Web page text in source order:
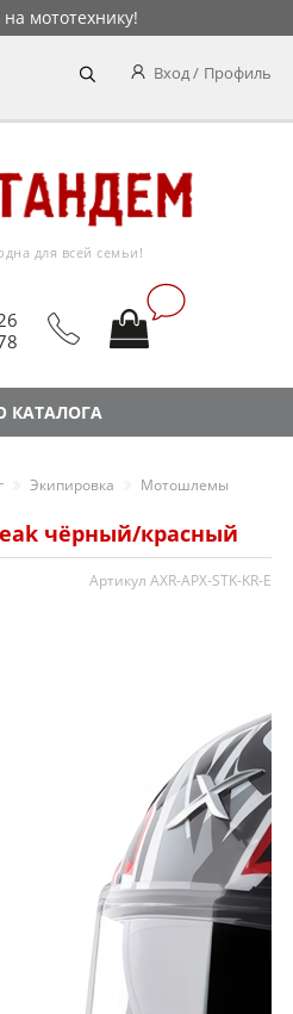
на мототехнику!
Вход Профиль
для всей семьи!
КАТАЛОГА
Экипировка Мотошлемы
чёрный/красный
Артикул AXR-APX-STK-KR-E